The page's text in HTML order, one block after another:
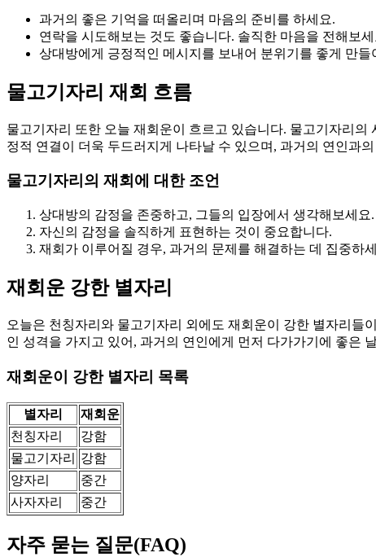
과거의 좋은 기억을 떠올리며 마음의 준비를 하세요.
연락을 시도해보는 것도 좋습니다. 솔직한 마음을 전해보세
상대방에게 긍정적인 메시지를 보내어 분위기를 좋게 만들
물고기자리 재회 흐름
물고기자리 또한 오늘 재회운이 흐르고 있습니다. 물고기자리
정적 연결이 더욱 두드러지게 나타날 수 있으며, 과거의 연인과
물고기자리의 재회에 대한 조언
상대방의 감정을 존중하고, 그들의 입장에서 생각해보세요.
자신의 감정을 솔직하게 표현하는 것이 중요합니다.
재회가 이루어질 경우, 과거의 문제를 해결하는 데 집중하
재회운 강한 별자리
오늘은 천칭자리와 물고기자리 외에도 재회운이 강한 별자리들
인 성격을 가지고 있어, 과거의 연인에게 먼저 다가가기에 좋은
재회운이 강한 별자리 목록
별자리
재회운
천칭자리
강함
물고기자리
강함
양자리
중간
사자자리
중간
자주 묻는 질문(FAQ)